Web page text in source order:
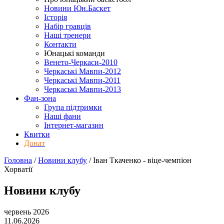
Новини Юн.Баскет
Історія
Набір гравців
Наші тренери
Контакти
Юнацькі команди
Венето-Черкаси-2010
Черкаські Мавпи-2012
Черкаські Мавпи-2011
Черкаські Мавпи-2013
Фан-зона
Група підтримки
Наші фани
Інтернет-магазин
Квитки
Донат
Головна /Новини клубу /Іван Ткаченко - віце-чемпіон
Хорватії
Новини клубу
червень 2026
11.06.2026